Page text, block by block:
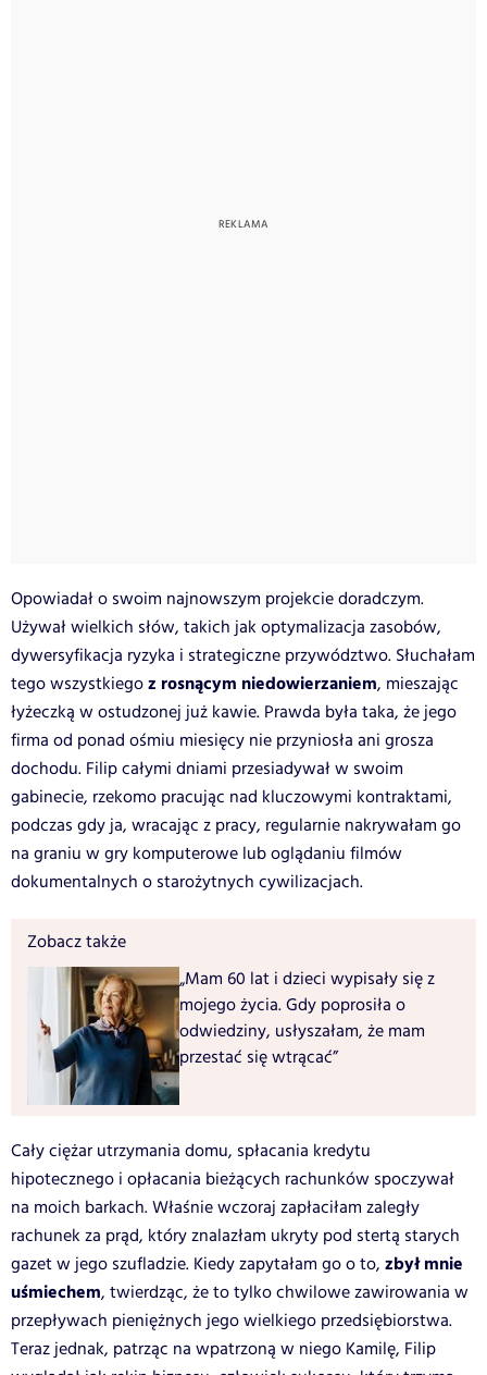
Opowiadał o swoim najnowszym projekcie doradczym.
Używał wielkich słów, takich jak optymalizacja zasobów,
dywersyfikacja ryzyka i strategiczne przywództwo. Słuchałam
tego wszystkiegoz rosnącym niedowierzaniem, mieszając
łyżeczką w ostudzonej już kawie. Prawda była taka, że jego
firma od ponad ośmiu miesięcy nie przyniosła ani grosza
dochodu. Filip całymi dniami przesiadywał w swoim
gabinecie, rzekomo pracując nad kluczowymi kontraktami,
podczas gdy ja, wracając z pracy, regularnie nakrywałam go
na graniu w gry komputerowe lub oglądaniu filmów
dokumentalnych o starożytnych cywilizacjach.
Zobacz także
„Mam 60 lat i dzieci wypisały się z
mojego życia. Gdy poprosiła o
odwiedziny, usłyszałam, że mam
przestać się wtrącać”
Cały ciężar utrzymania domu, spłacania kredytu
hipotecznego i opłacania bieżących rachunków spoczywał
na moich barkach. Właśnie wczoraj zapłaciłam zaległy
rachunek za prąd, który znalazłam ukryty pod stertą starych
gazet w jego szufladzie. Kiedy zapytałam go o to, zbył mnie
uśmiechem, twierdząc, że to tylko chwilowe zawirowania w
przepływach pieniężnych jego wielkiego przedsiębiorstwa.
Teraz jednak, patrząc na wpatrzoną w niego Kamilę, Filip